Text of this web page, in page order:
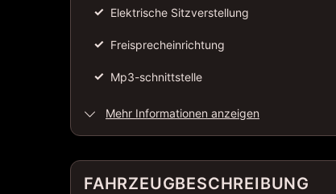
✓ Elektrische Sitzverstellung
✓ Freisprecheinrichtung
✓ Mp3-schnittstelle
Mehr Informationen anzeigen
FAHRZEUGBESCHREIBUNG